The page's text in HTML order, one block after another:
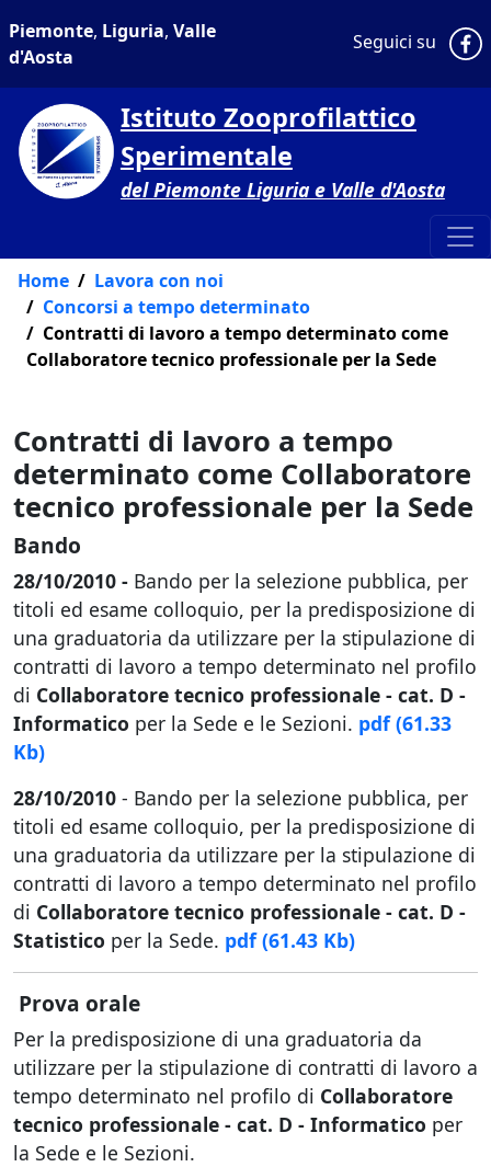
Piemonte, Liguria, Valle
d'Aosta
Seguici su
Istituto Zooprofilattico
Sperimentale
del Piemonte Liguria e Valle d'Aosta
Home
Lavora con noi
Concorsi a tempo determinato
Contratti di lavoro a tempo determinato come
Collaboratore tecnico professionale per la Sede
Contratti di lavoro a tempo
determinato come Collaboratore
tecnico professionale per la Sede
Bando
28/10/2010 - Bando per la selezione pubblica, per
titoli ed esame colloquio, per la predisposizione di
una graduatoria da utilizzare per la stipulazione di
contratti di lavoro a tempo determinato nel profilo
di Collaboratore tecnico professionale - cat. D -
Informatico per la Sede e le Sezioni. pdf (61.33
Kb)
28/10/2010 - Bando per la selezione pubblica, per
titoli ed esame colloquio, per la predisposizione di
una graduatoria da utilizzare per la stipulazione di
contratti di lavoro a tempo determinato nel profilo
di Collaboratore tecnico professionale - cat. D -
Statistico per la Sede. pdf (61.43 Kb)
Prova orale
Per la predisposizione di una graduatoria da
utilizzare per la stipulazione di contratti di lavoro a
tempo determinato nel profilo di Collaboratore
tecnico professionale - cat. D - Informatico per
la Sede e le Sezioni.